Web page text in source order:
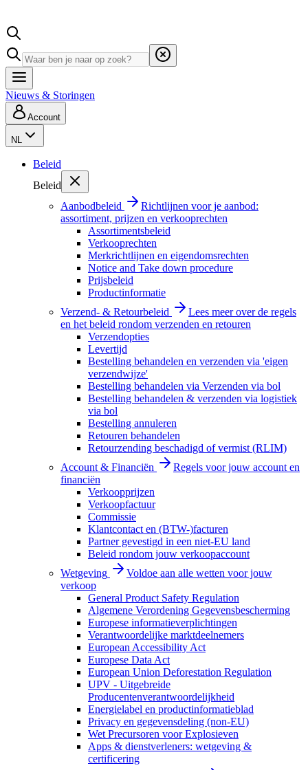
Nieuws & Storingen
Account
NL
Beleid
Beleid
Aanbodbeleid
Richtlijnen voor je aanbod:
assortiment, prijzen en verkooprechten
Assortimentsbeleid
Verkooprechten
Merkrichtlijnen en eigendomsrechten
Notice and Take down procedure
Prijsbeleid
Productinformatie
Verzend- & Retourbeleid
Lees meer over de regels
en het beleid rondom verzenden en retouren
Verzendopties
Levertijd
Bestelling behandelen en verzenden via 'eigen
verzendwijze'
Bestelling behandelen via Verzenden via bol
Bestelling behandelen & verzenden via logistiek
via bol
Bestelling annuleren
Retouren behandelen
Retourzending beschadigd of vermist (RLIM)
Account & Financiën
Regels voor jouw account en
financiën
Verkoopprijzen
Verkoopfactuur
Commissie
Klantcontact en (BTW-)facturen
Partner gevestigd in een niet-EU land
Beleid rondom jouw verkoopaccount
Wetgeving
Voldoe aan alle wetten voor jouw
verkoop
General Product Safety Regulation
Algemene Verordening Gegevensbescherming
Europese informatieverplichtingen
Verantwoordelijke marktdeelnemers
European Accessibility Act
Europese Data Act
European Union Deforestation Regulation
UPV - Uitgebreide
Producentenverantwoordelijkheid
Energielabel en productinformatieblad
Privacy en gegevensdeling (non-EU)
Wet Precursoren voor Explosieven
Apps & dienstverleners: wetgeving &
certificering